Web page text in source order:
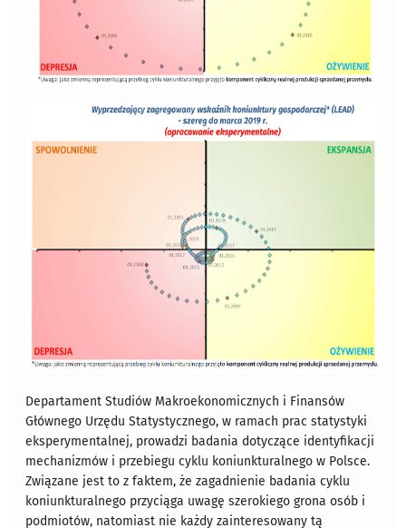
Departament Studiów Makroekonomicznych i Finansów
Głównego Urzędu Statystycznego,w ramach prac statystyki
eksperymentalnej, prowadzi badania dotyczące identyfikacji
mechanizmów i przebiegucyklu koniunkturalnego w Polsce.
Związane jest to z faktem, że zagadnienie badania cyklu
koniunkturalnego przyciąga uwagę szerokiego grona osób i
podmiotów, natomiast nie każdy zainteresowany tą